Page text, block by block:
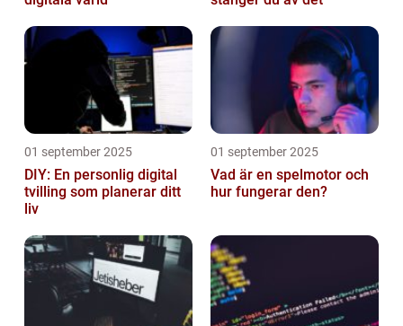
01 september 2025
DIY: En personlig digital
tvilling som planerar ditt
liv
01 september 2025
Vad är en spelmotor och
hur fungerar den?